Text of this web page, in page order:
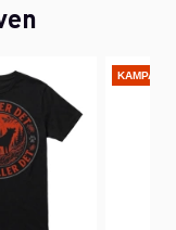
KAMPANJ